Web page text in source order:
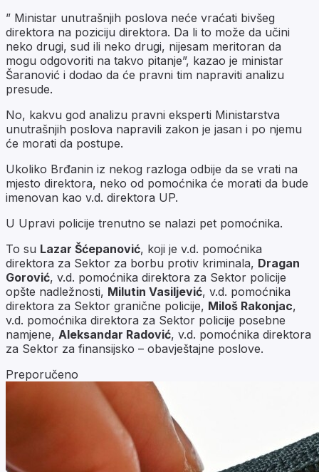
” Ministar unutrašnjih poslova neće vraćati bivšeg
direktora na poziciju direktora. Da li to može da učini
neko drugi, sud ili neko drugi, nijesam meritoran da
mogu odgovoriti na takvo pitanje”, kazao je ministar
Šaranović i dodao da će pravni tim napraviti analizu
presude.
No, kakvu god analizu pravni eksperti Ministarstva
unutrašnjih poslova napravili zakon je jasan i po njemu
će morati da postupe.
Ukoliko Brđanin iz nekog razloga odbije da se vrati na
mjesto direktora, neko od pomoćnika će morati da bude
imenovan kao v.d. direktora UP.
U Upravi policije trenutno se nalazi pet pomoćnika.
To su Lazar Šćepanović, koji je v.d. pomoćnika
direktora za Sektor za borbu protiv kriminala, Dragan
Gorović, v.d. pomoćnika direktora za Sektor policije
opšte nadležnosti, Milutin Vasiljević, v.d. pomoćnika
direktora za Sektor granične policije, Miloš Rakonjac,
v.d. pomoćnika direktora za Sektor policije posebne
namjene, Aleksandar Radović, v.d. pomoćnika direktora
za Sektor za finansijsko – obavještajne poslove.
Preporučeno